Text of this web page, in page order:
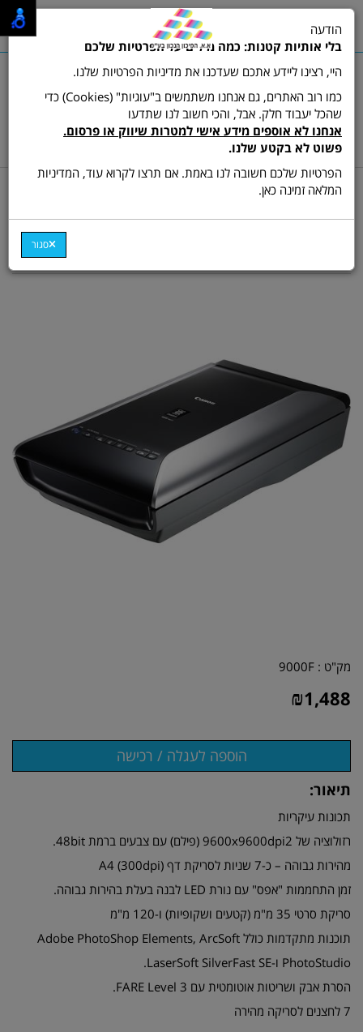
שרות לקוחות ותמיכה:03-9511473
hamikun4u@gmail.com
תפריט
דף בית סורקים
סורק שולחני CanoScan
מק"ט : 9000F
₪1,488
תיאור:
תכונות עיקריות
רזולוציה של 9600x9600dpi2 (פילם) עם צבעים ברמת 48bit.
מהירות גבוהה – כ-7 שניות לסריקת דף (A4 (300dpi
זמן התחממות "אפס" עם נורת LED לבנה בעלת בהירות גבוהה.
סריקת סרטי 35 מ"מ (קטעים ושקופיות) ו-120 מ"מ
תוכנות מתקדמות כולל Adobe PhotoShop Elements, ArcSoft
PhotoStudio ו-LaserSoft SilverFast SE.
הסרת אבק ושריטות אוטומטית עם FARE Level 3.
7 לחצנים לסריקה מהירה
הודעה
בלי אותיות קטנות: כמה מילים על הפרטיות שלכם
היי, רצינו ליידע אתכם שעדכנו את מדיניות הפרטיות שלנו.
כמו רוב האתרים, גם אנחנו משתמשים ב"עוגיות" (Cookies) כדי
שהכל יעבוד חלק. אבל, והכי חשוב לנו שתדעו
אנחנו לא אוספים מידע אישי למטרות שיווק או פרסום.
פשוט לא בקטע שלנו.
הפרטיות שלכם חשובה לנו באמת. אם תרצו לקרוא עוד, המדיניות
המלאה זמינה כאן.
סגור